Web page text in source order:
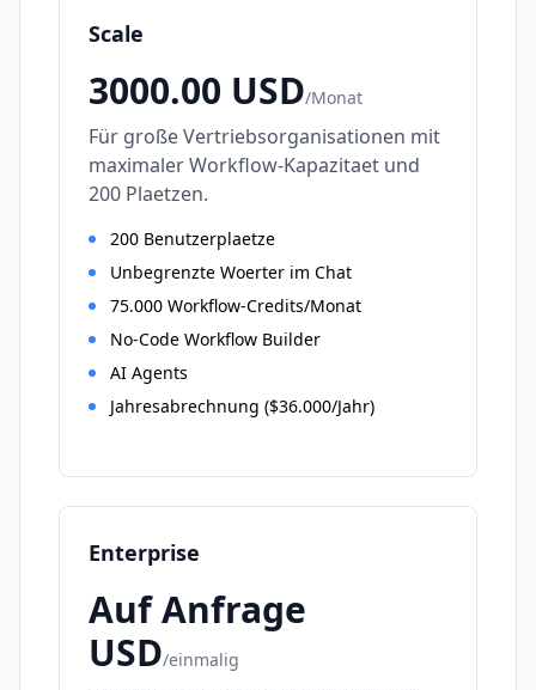
Scale
3000.00 USD/Monat
Für große Vertriebsorganisationen mit
maximaler Workflow-Kapazitaet und
200 Plaetzen.
200 Benutzerplaetze
Unbegrenzte Woerter im Chat
75.000 Workflow-Credits/Monat
No-Code Workflow Builder
AI Agents
Jahresabrechnung ($36.000/Jahr)
Enterprise
Auf Anfrage
USD/einmalig